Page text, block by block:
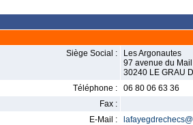
Siège Social :
Les Argonautes
97 avenue du Mail
30240 LE GRAU
Téléphone :
06 80 06 63 36
Fax :
E-Mail :